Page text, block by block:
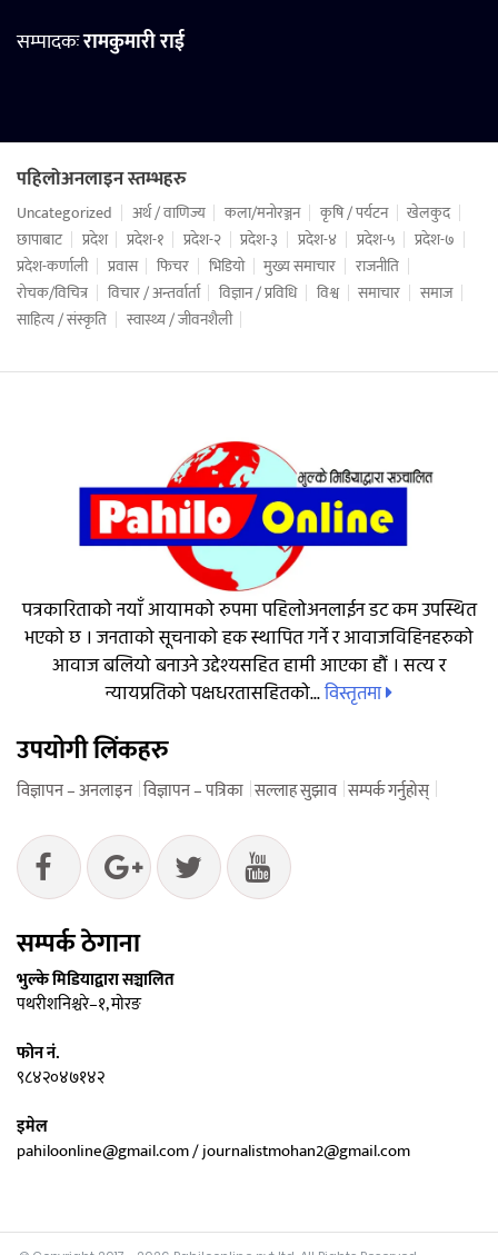
सम्पादकःरामकुमारी राई
पहिलोअनलाइन स्तम्भहरु
Uncategorized अर्थ / वाणिज्य कला/मनोरञ्जन कृषि / पर्यटन
खेलकुद
छापाबाट
प्रदेश प्रदेश-१ प्रदेश-२ प्रदेश-३ प्रदेश-४ प्रदेश-५
प्रदेश-७
प्रदेश-कर्णाली
प्रवास फिचर भिडियो मुख्य समाचार
राजनीति
रोचक/विचित्र
विचार / अन्तर्वार्ता विज्ञान / प्रविधि विश्व समाचार
समाज
साहित्य / संस्कृति
स्वास्थ्य / जीवनशैली
पत्रकारिताको नयाँ आयामको रुपमा पहिलोअनलाईन डट कम उपस्थित
भएको छ । जनताको सूचनाको हक स्थापित गर्ने र आवाजविहिनहरुको
आवाज बलियो बनाउने उद्देश्यसहित हामी आएका हौं । सत्य र
न्यायप्रतिको पक्षधरतासहितको...विस्तृतमा
उपयोगी लिंकहरु
विज्ञापन – अनलाइन विज्ञापन – पत्रिका सल्लाह सुझाव सम्पर्क गर्नुहोस्
सम्पर्क ठेगाना
भुल्के मिडियाद्वारा सञ्चालित
पथरीशनिश्चरे–१, मोरङ
फोन नं.
९८४२०४७१४२
इमेल
pahiloonline@gmail.com / journalistmohan2@gmail.com